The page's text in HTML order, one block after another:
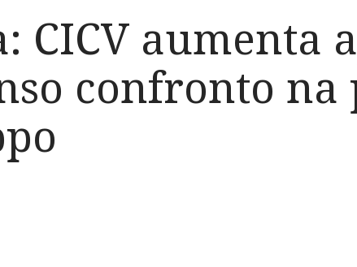
CICV aumenta
confronto